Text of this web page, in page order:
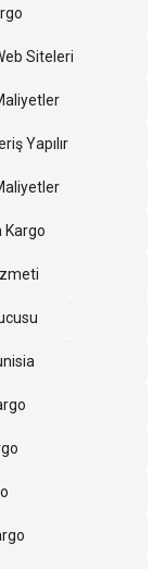
Siteleri
Yapılır
Kargo